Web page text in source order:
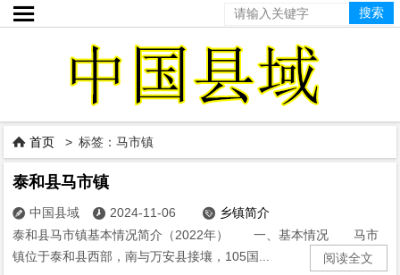

 首页 > 标签：马市镇
泰和县马市镇
 中国县域  2024-11-06  乡镇简介
泰和县马市镇基本情况简介（2022年） 一、基本情况 马市
镇位于泰和县西部，南与万安县接壤，105国...
阅读全文